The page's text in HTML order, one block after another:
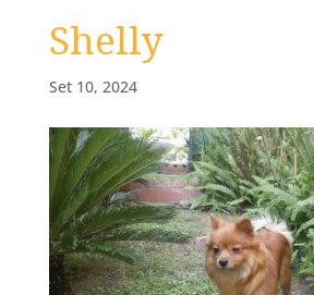
Shelly
Set 10, 2024